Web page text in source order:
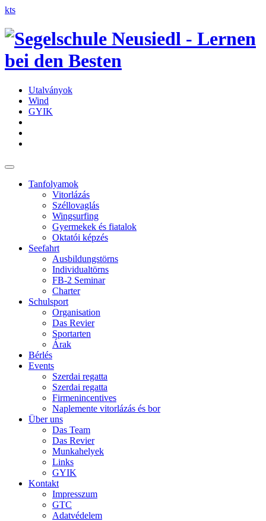
kts
Utalványok
Wind
GYIK
Tanfolyamok
Vitorlázás
Széllovaglás
Wingsurfing
Gyermekek és fiatalok
Oktatói képzés
Seefahrt
Ausbildungstörns
Individualtörns
FB-2 Seminar
Charter
Schulsport
Organisation
Das Revier
Sportarten
Árak
Bérlés
Events
Szerdai regatta
Szerdai regatta
Firmenincentives
Naplemente vitorlázás és bor
Über uns
Das Team
Das Revier
Munkahelyek
Links
GYIK
Kontakt
Impresszum
GTC
Adatvédelem